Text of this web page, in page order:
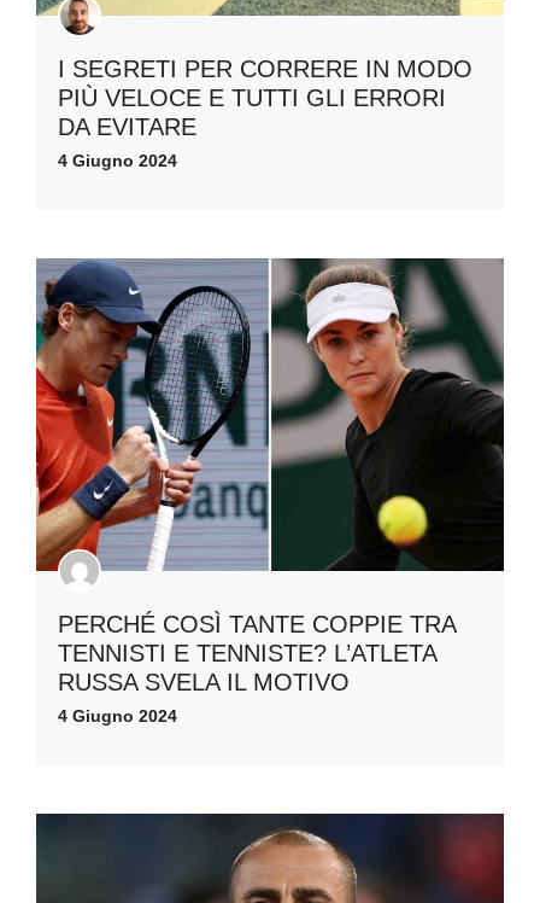
I SEGRETI PER CORRERE IN MODO
PIÙ VELOCE E TUTTI GLI ERRORI
DA EVITARE
4 Giugno 2024
PERCHÉ COSÌ TANTE COPPIE TRA
TENNISTI E TENNISTE? L’ATLETA
RUSSA SVELA IL MOTIVO
4 Giugno 2024